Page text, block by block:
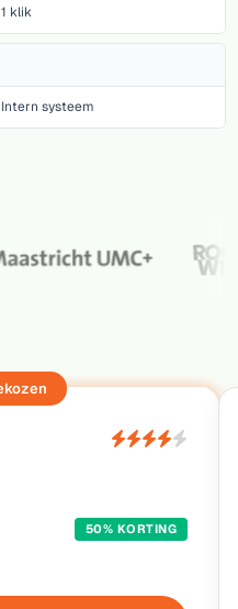
1 klik
Intern systeem
50% KORTING